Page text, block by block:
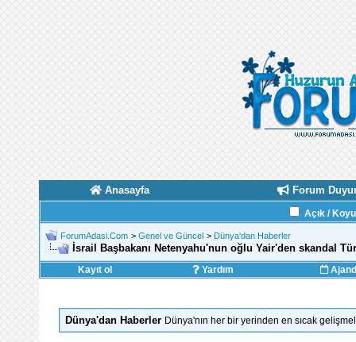
Anasayfa Forum
Açık /
ForumAdasi.Com > Genel ve Güncel > Dünya'dan Haberler
İsrail Başbakanı Netenyahu'nun oğlu Yair'den skandal
Kayıt ol Yardım
Dünya'dan Haberler Dünya'nın her bir yerinden en sıcak